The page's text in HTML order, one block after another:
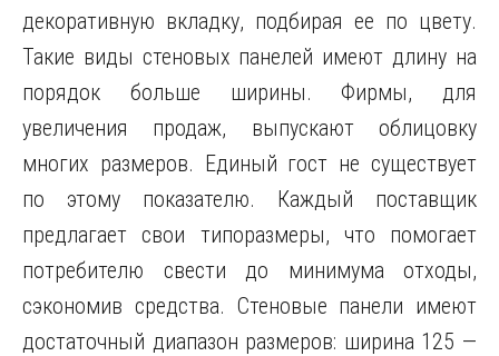
декоративную вкладку, подбирая ее по цвету.
Такие виды стеновых панелей имеют длину на
порядок больше ширины. Фирмы, для
увеличения продаж, выпускают облицовку
многих размеров. Единый гост не существует
по этому показателю. Каждый поставщик
предлагает свои типоразмеры, что помогает
потребителю свести до минимума отходы,
сэкономив средства. Стеновые панели имеют
достаточный диапазон размеров: ширина 125 —